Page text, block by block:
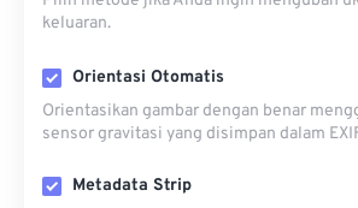
keluaran.
Orientasi Otomatis
Orientasikan gambar dengan benar
sensor gravitasi yang disimpan dalam
Metadata Strip